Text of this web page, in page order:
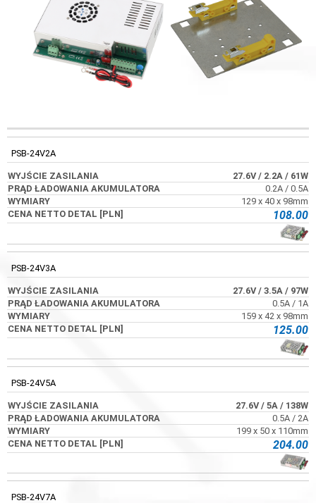
WYJŚCIE
ZASILANIA
PRĄD ŁADOWANIA
AKUMULATORA
PSB-24V2A
27.6V/ 2.2A / 61W
0.2A / 0.5A
129 x 40 x 98mm
108.00
PSB-24V3A
27.6V/ 3.5A / 97W
0.5A / 1A
159 x 42 x 98mm
125.00
PSB-24V5A
27.6V/ 5A / 138W
0.5A / 2A
199 x 50 x 110mm
204.00
PSB-24V7A